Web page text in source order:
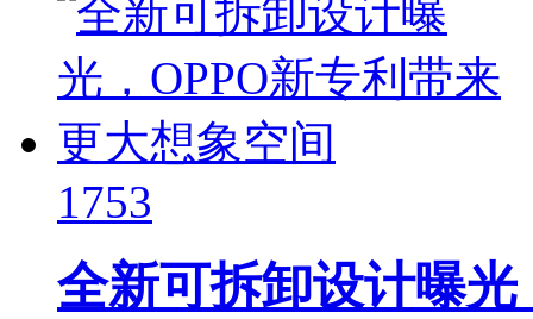
1753
全新可拆卸设计曝